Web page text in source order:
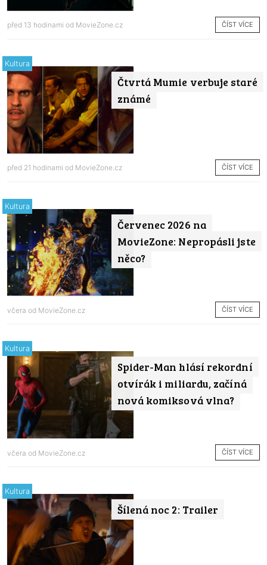
před 13 hodinami od MovieZone.cz ČÍST VÍCE
Čtvrtá Mumie verbuje staré
známé
Kultura
před 21 hodinami od MovieZone.cz ČÍST VÍCE
Červenec 2026 na
MovieZone: Nepropásli jste
něco?
Kultura
včera od MovieZone.cz ČÍST VÍCE
Spider-Man hlásí rekordní
otvírák i miliardu, začíná
nová komiksová vlna?
Kultura
včera od MovieZone.cz ČÍST VÍCE
Šílená noc 2: Trailer
Kultura